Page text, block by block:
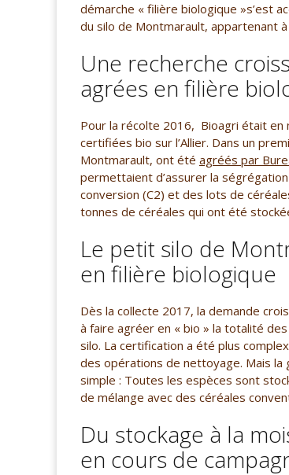
démarche « filière biologique »s’est
du silo de Montmarault, appartenant à
Une recherche
agrées en filière
Pour la récolte 2016, Bioagri était en
certifiées bio sur l’Allier. Dans un
Montmarault, ont été agréés par
permettaient d’assurer la
conversion (C2) et des lots de
tonnes de céréales qui ont été
Le petit silo de
en filière biologique
Dès la collecte 2017, la demande
à faire agréer en « bio » la totalité
silo. La certification a été plus
des opérations de nettoyage. Mais
simple : Toutes les espèces sont
de mélange avec des céréales
Du stockage à la
en cours de